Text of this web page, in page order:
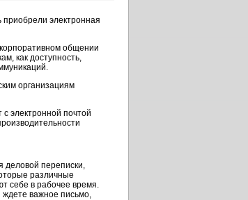
электронная
общении
как доступность,
организациям
с электронной почтой
деловой переписки,
различные
себе в рабочее время.
ждете важное письмо,